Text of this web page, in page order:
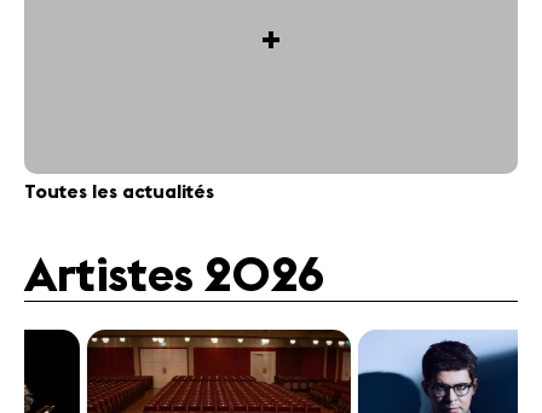
+
Toutes les actualités
Artistes 2026